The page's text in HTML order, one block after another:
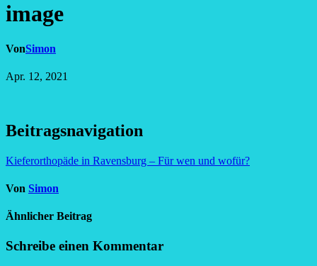
image
VonSimon
Apr. 12, 2021
Beitragsnavigation
Kieferorthopäde in Ravensburg – Für wen und wofür?
Von Simon
Ähnlicher Beitrag
Schreibe einen Kommentar